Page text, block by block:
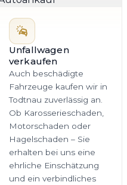
Unfallwagen
verkaufen
Auch beschädigte
Fahrzeuge kaufen wir in
Todtnau zuverlässig an.
Ob Karosserieschaden,
Motorschaden oder
Hagelschaden – Sie
erhalten bei uns eine
ehrliche Einschätzung
und ein verbindliches